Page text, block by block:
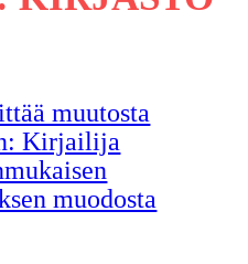
muutosta
Kirjailija
muodosta